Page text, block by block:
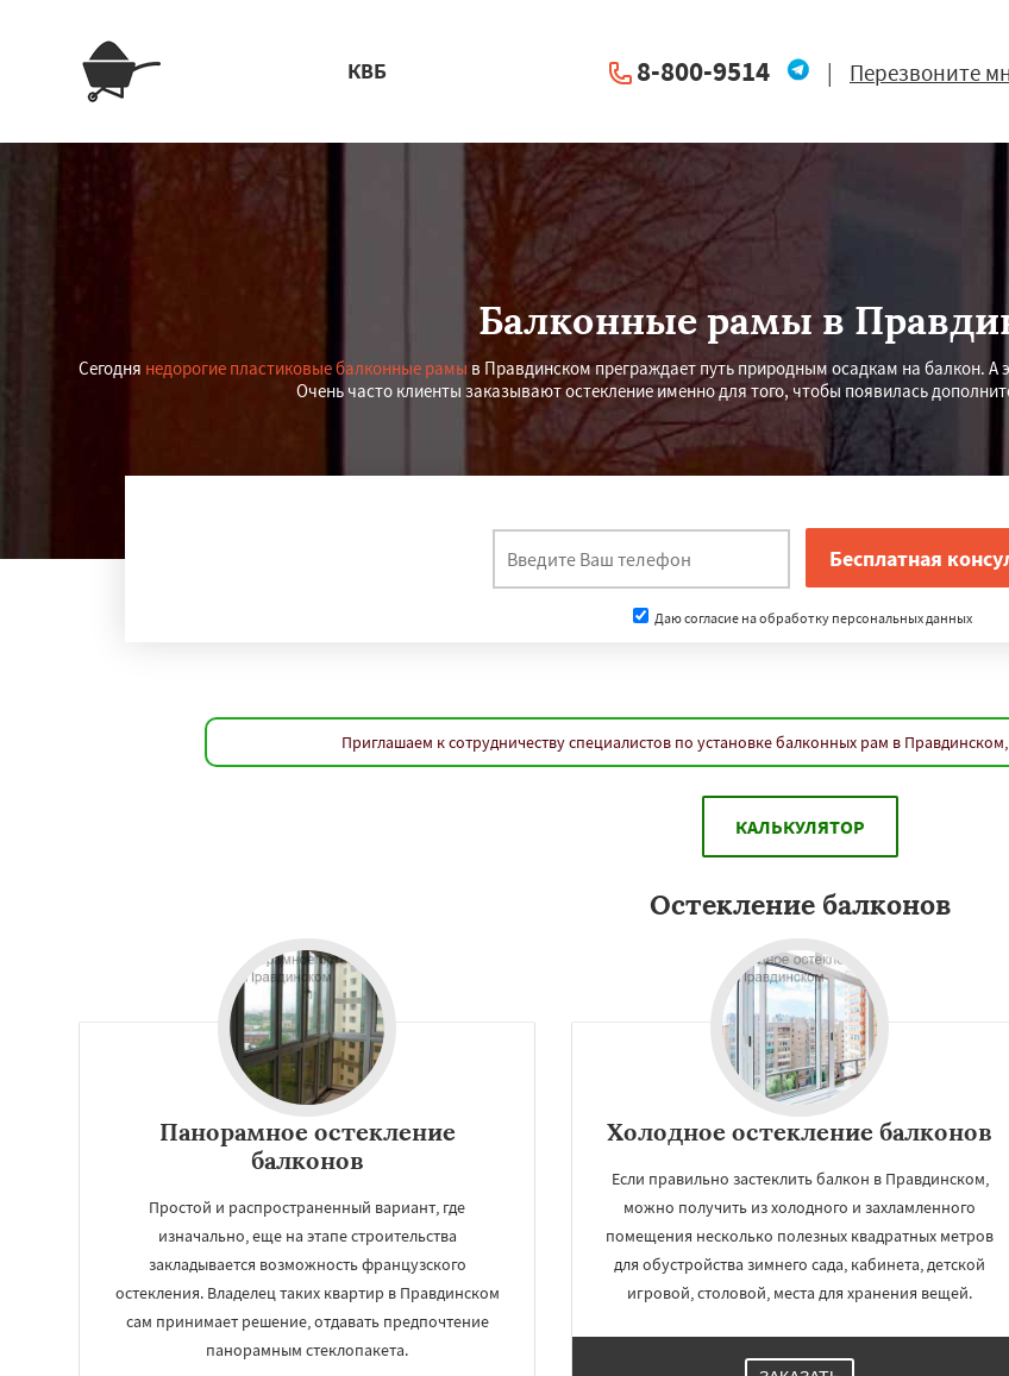
КВБ 8-800-9514 | Перезвоните
Балконные рамы в
Сегодня недорогие пластиковые балконные рамы в Правдинском преграждает путь природным осадкам на балкон. А
Очень часто клиенты заказывают остекление именно для того, чтобы появилась
Даю согласие на обработку персональных данных
Приглашаем к сотрудничеству специалистов по установке балконных рам в
КАЛЬКУЛЯТОР
Остекление балконов
Панорамное остекление
балконов
Простой и распространенный вариант, где
изначально, еще на этапе строительства
закладывается возможность французского
остекления. Владелец таких квартир в Правдинском
сам принимает решение, отдавать предпочтение
панорамным стеклопакета.
Холодное остекление балконов
Если правильно застеклить балкон в Правдинском,
можно получить из холодного и захламленного
помещения несколько полезных квадратных метров
для обустройства зимнего сада, кабинета, детской
игровой, столовой, места для хранения вещей.